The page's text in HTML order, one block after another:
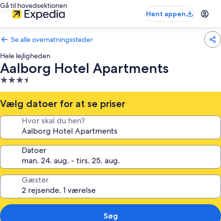
Gå til hovedsektionen
Hent appen
Se alle overnatningssteder
Hele lejligheden
Aalborg Hotel Apartments
3.5-
stjernet
overnatningssted
Vælg datoer for at se priser
Hvor skal du hen?
Datoer
Gæster
Søg